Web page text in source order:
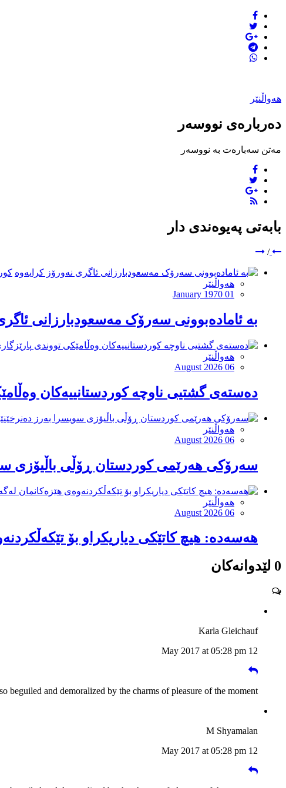
هەواڵنێر
دەربارەی نووسەر
مەتن سەبارەت بە نووسەر
بابەتی پەیوەندی دار
/
هەواڵنێر
January 1970 01
بە ئامادەبوونی سەرۆک مەسعودبارزانی
هەواڵنێر
August 2026 06
دەستەی گشتیی ناوچە کوردستانییەکان
هەواڵنێر
August 2026 06
سەرۆكی هەرێمی كوردستان ڕۆڵی باڵیۆزی
هەواڵنێر
August 2026 06
هەسەدە: هیچ کاتێکی دیاریکراو بۆ
0 لێدوانەکان
Karla Gleichauf
12 May 2017 at 05:28 pm
beguiled and demoralized by the charms of pleasure of the moment
M Shyamalan
12 May 2017 at 05:28 pm